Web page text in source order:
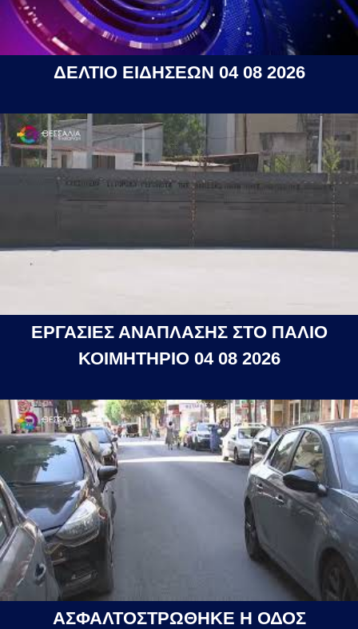
ΔΕΛΤΙΟ ΕΙΔΗΣΕΩΝ 04 08 2026
ΕΡΓΑΣΙΕΣ ΑΝΑΠΛΑΣΗΣ ΣΤΟ ΠΑΛΙΟ
ΚΟΙΜΗΤΗΡΙΟ 04 08 2026
ΑΣΦΑΛΤΟΣΤΡΩΘΗΚΕ Η ΟΔΟΣ